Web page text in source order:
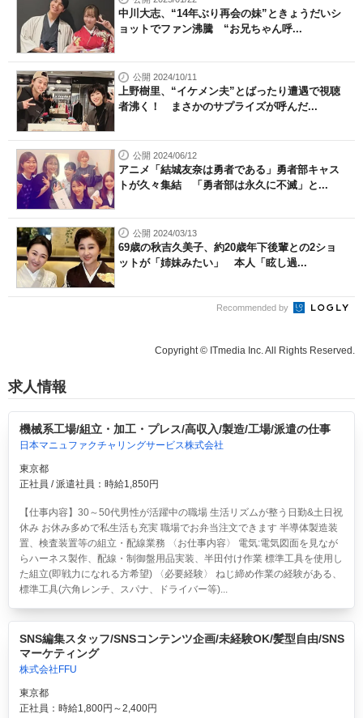
中川大志、“14年ぶり再会の妹”ときょうだいシ
ョットでファン沸騰 “お兄ちゃん呼...
公開 2024/10/11
上野樹里、“イケメン夫”とばったり遭遇で視聴
者沸く！ まさかのサプライズが呼んだ...
公開 2024/06/12
アニメ「結城友奈は勇者である」勇者部キャス
トが久々集結 「勇者部は永久に不滅」と...
公開 2024/03/13
69歳の秋吉久美子、約20歳年下後輩との2ショ
ットが「姉妹みたい」 本人「眩し過...
Recommended by
Copyright © ITmedia Inc. All Rights Reserved.
求人情報
機械系工場/組立・加工・プレス/高収入/製造/工場/派遣の仕事
日本マニュファクチャリングサービス株式会社
東京都
正社員 / 派遣社員：時給1,850円
【仕事内容】30～50代男性が活躍中の職場 生活リズムが整う日勤&土日祝
休み お休み多めで私生活も充実 職場でお弁当注文できます 半導体製造装
置、検査装置等の組立・配線業務 〈お仕事内容〉 電気:電気図面を見なが
らハーネス製作、配線・制御盤用品実装、半田付け作業 標準工具を使用し
た組立(即戦力になれる方希望) 〈必要経験〉 ねじ締め作業の経験がある、
標準工具(六角レンチ、スパナ、ドライバー等)...
SNS編集スタッフ/SNSコンテンツ企画/未経験OK/髪型自由/SNS
マーケティング
株式会社FFU
東京都
正社員：時給1,800円～2,400円